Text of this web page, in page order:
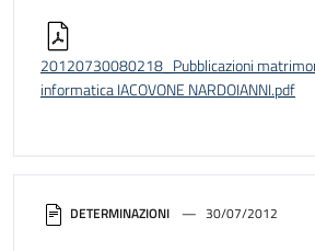
DETERMINAZIONI 30/07/2012
20120730080218_Pubblicazioni
informatica IACOVONE NARDOIANNI.pdf